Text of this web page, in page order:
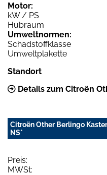
Motor:
kW / PS
Hubraum
Umweltnormen:
Schadstoffklasse
Umweltplakette
Standort
Details zum Citroën
Citroën Other Berlingo
NS*
Preis:
MWSt: